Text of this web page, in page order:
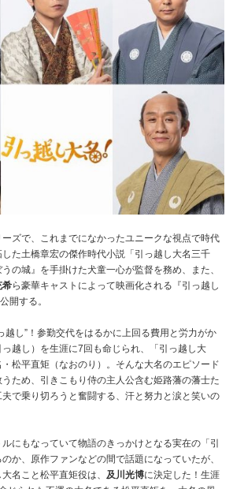
ーズで、これまでになかったユニークな視点で時代
た土橋章宏の傑作時代小説「引っ越し大名三千
の城』を手掛けた犬童一心が監督を務め、また、
希ら豪華キャストによって映画化される『引っ越し
開する。
越し”！参勤交代をはるかに上回る費用と労力がか
越し）を生涯に7回も命じられ、「引っ越し大
松平直矩（なおのり）。そんな大名のエピソード
ため、引きこもり侍の主人公含む姫路藩の藩士た
で乗り切ろうと奮闘する、汗と努力と涙と笑いの
にもなっていて物語のきっかけとなる実在の「引
か、原作ファンなどの間で話題になっていたが、
名こと松平直矩役は、 及川光博に決定した！ 生涯